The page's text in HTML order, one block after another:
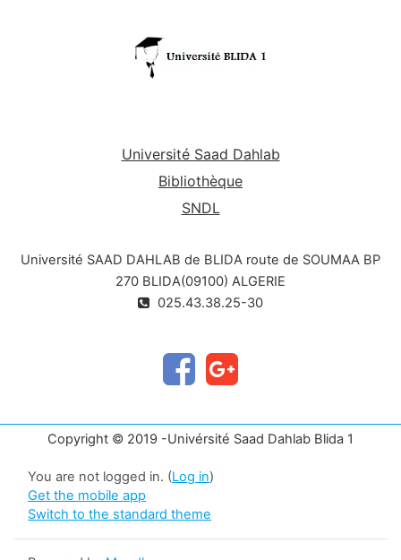
Université Saad Dahlab
Bibliothèque
SNDL
Université SAAD DAHLAB de BLIDA route de SOUMAA BP
270 BLIDA(09100) ALGERIE
025.43.38.25-30
Copyright © 2019 -Univérsité Saad Dahlab Blida 1
You are not logged in. (Log in)
Get the mobile app
Switch to the standard theme